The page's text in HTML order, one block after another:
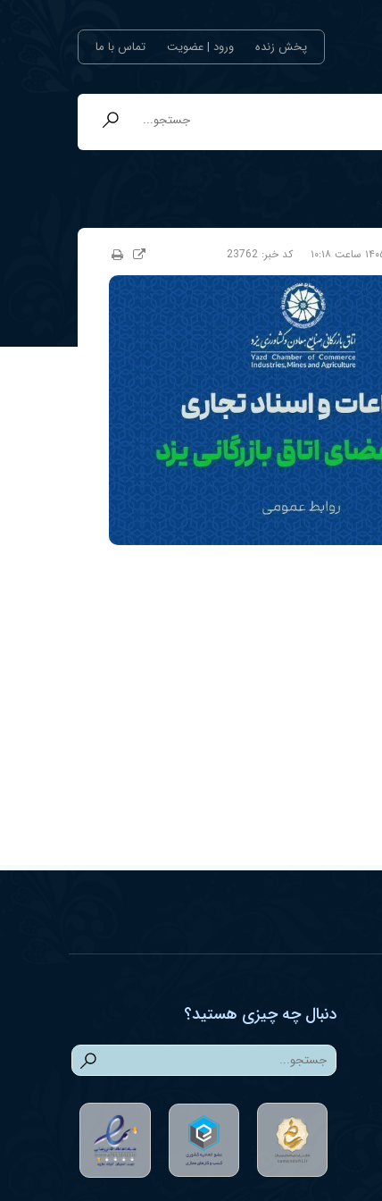
پخش زنده ورود | عضویت تماس با ما
کد خبر:
دنبال چه چیزی هستید؟